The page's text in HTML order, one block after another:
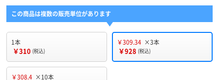
この商品は複数の販売単位があります
1本
￥310 (税込)
￥309.34 ×3本
￥928 (税込)
￥308.4 ×10本